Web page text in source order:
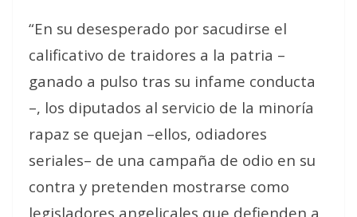
“En su desesperado por sacudirse el
calificativo de traidores a la patria –
ganado a pulso tras su infame conducta
–, los diputados al servicio de la minoría
rapaz se quejan –ellos, odiadores
seriales– de una campaña de odio en su
contra y pretenden mostrarse como
legisladores angelicales que defienden a